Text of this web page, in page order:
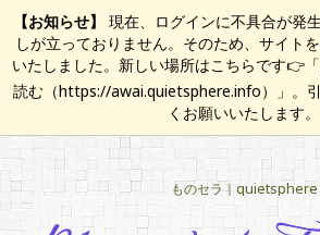
【お知らせ】
現在、ログインに不具合が発
しが立っておりません。そのため、サイト
いたしました。新しい場所はこちらです👉
読む（https://awai.quietsphere.info）」。
くお願いいたします。
ものセラ｜quietsphere